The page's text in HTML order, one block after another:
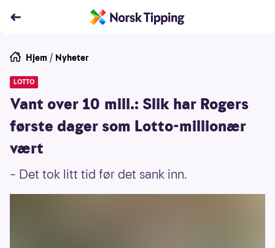
Hjem / Nyheter
LOTTO
Vant over 10 mill.: Slik har Rogers
første dager som Lotto-millionær
vært
– Det tok litt tid før det sank inn.